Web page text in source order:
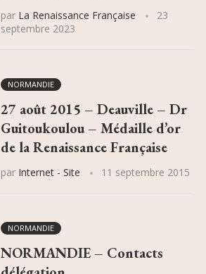
par La Renaissance Française
23
septembre 2023
NORMANDIE
27 août 2015 – Deauville – Dr
Guitoukoulou – Médaille d’or
de la Renaissance Française
par Internet - Site 11 septembre 2015
NORMANDIE
NORMANDIE – Contacts